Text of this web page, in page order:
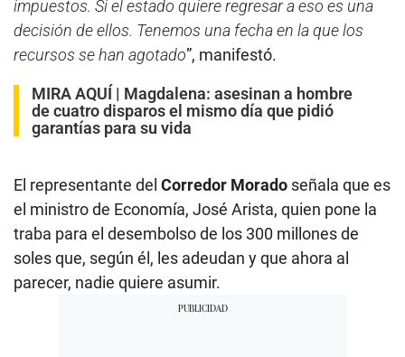
impuestos. Si el estado quiere regresar a eso es una
decisión de ellos. Tenemos una fecha en la que los
recursos se han agotado”, manifestó.
MIRA AQUÍ | Magdalena: asesinan a hombre
de cuatro disparos el mismo día que pidió
garantías para su vida
El representante del Corredor Morado señala que es
el ministro de Economía, José Arista, quien pone la
traba para el desembolso de los 300 millones de
soles que, según él, les adeudan y que ahora al
parecer, nadie quiere asumir.